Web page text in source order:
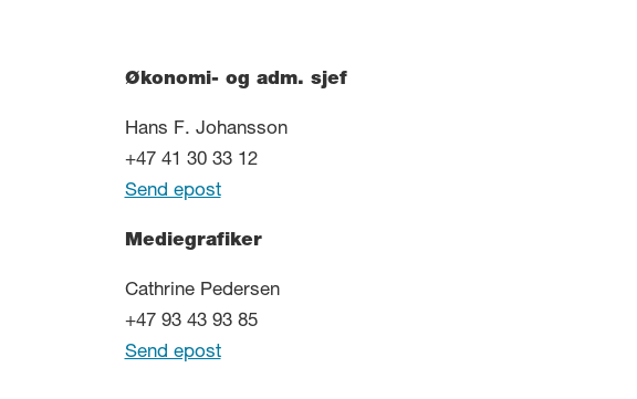
Økonomi- og adm. sjef
Hans F. Johansson
+47 41 30 33 12
Send epost
Mediegrafiker
Cathrine Pedersen
+47 93 43 93 85
Send epost